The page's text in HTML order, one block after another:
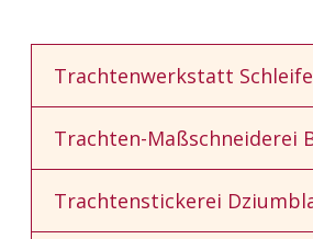
Trachtenwerkstatt Schleife